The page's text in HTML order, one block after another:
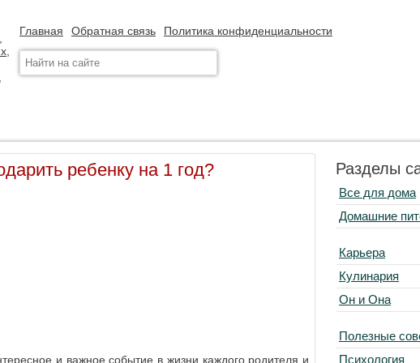
Главная Обратная связь Политика конфиденциальности
ребенку на 1 год?
и важное событие в жизни каждого родителя и
Разделы
Все для дома
Домашние
Карьера
Кулинария
Он и Она
Полезные
Психология